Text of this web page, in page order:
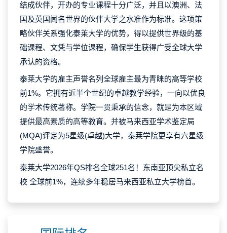
结成伙伴，开办的专业课程十分广泛，并且以澳洲、法
国及英国闻名世界的伙伴大学之水准作为标准。这项策
略伙伴关系强化泰莱大学的优势，得以提供世界级的基
础课程、文凭与学位课程，确保学生获得广受全球大学
承认的资格。
泰莱大学的雇主声誉名列全球雇主最为青睐的高等学校
前1%。它拥有近半个世纪的卓越教学经验，一向以优良
的学术传统著称。学院一贯秉承的信念，就是为本区域
提供最高素质的高等教育。并被马来西亚学术鉴定局
(MQA)评定为5星级(卓越)大学，泰莱学院更享有六星级
学院盛誉。
泰莱大学2026年QS排名全球251名！东南亚顶尖私立名
校 全球前1%，连续多年稳居马来西亚私立大学榜首。